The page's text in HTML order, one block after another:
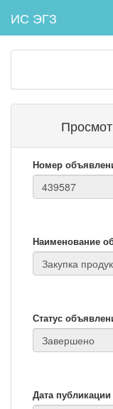
ИС ЭГЗ
Номер
Наименование
Статус
Дата